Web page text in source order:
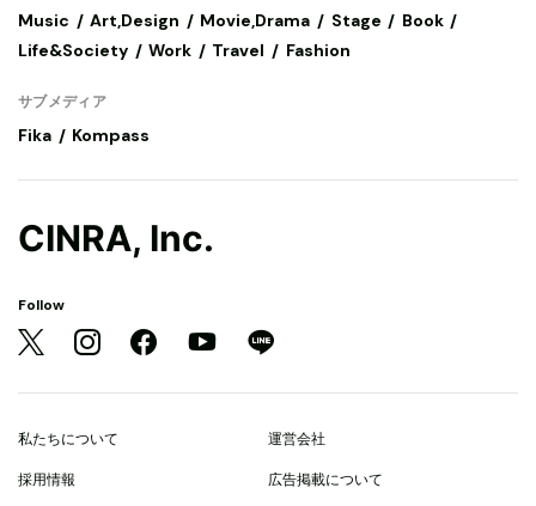
Music Art,Design Movie,Drama Stage
Book
Life&Society
Work Travel Fashion
サブメディア
Fika Kompass
CINRA, Inc.
Follow
私たちについて 運営会社
採用情報 広告掲載について